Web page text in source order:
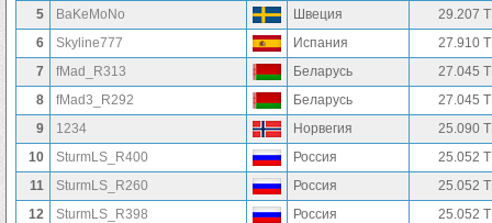
5
BaKeMoNo Швеция
29.207
6
Skyline777 Испания
27.910
7
fMad_R313 Беларусь
27.045
8
fMad3_R292 Беларусь
27.045
9
1234 Норвегия
25.090
10
SturmLS_R400 Россия
25.052
11
SturmLS_R260 Россия
25.052
12
SturmLS_R398 Россия
25.052